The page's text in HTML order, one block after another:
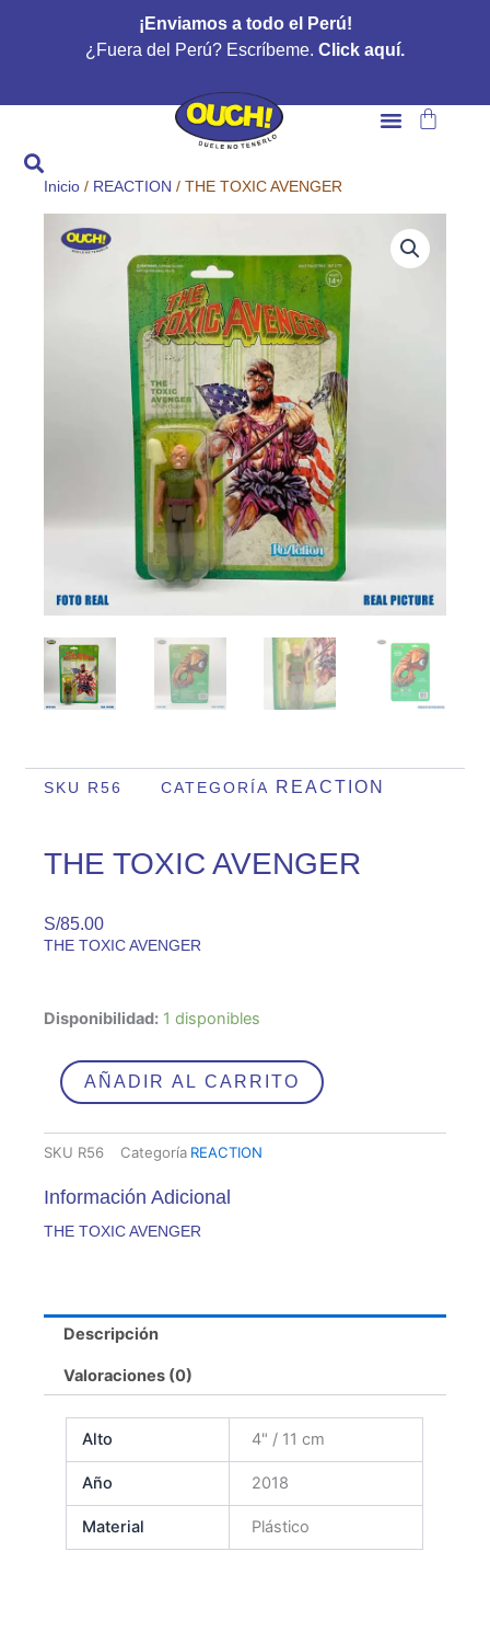
¡Enviamos a todo el Perú!
¿Fuera del Perú? Escríbeme. Click aquí.
Carrito
Inicio / REACTION / THE TOXIC AVENGER
SKU R56 CATEGORÍA REACTION
THE TOXIC AVENGER
S/85.00
THE TOXIC AVENGER
Disponibilidad: 1 disponibles
THE
AVENGER
cantidadAÑADIR AL CARRITO
SKU R56 Categoría REACTION
Información Adicional
THE TOXIC AVENGER
Descripción
Valoraciones (0)
Alto 4" / 11 cm
Año 2018
Material Plástico